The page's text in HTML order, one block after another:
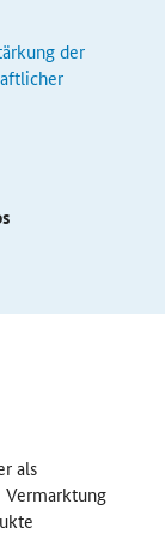
der
als
Vermarktung